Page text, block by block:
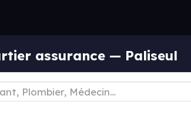
assurance — Paliseul